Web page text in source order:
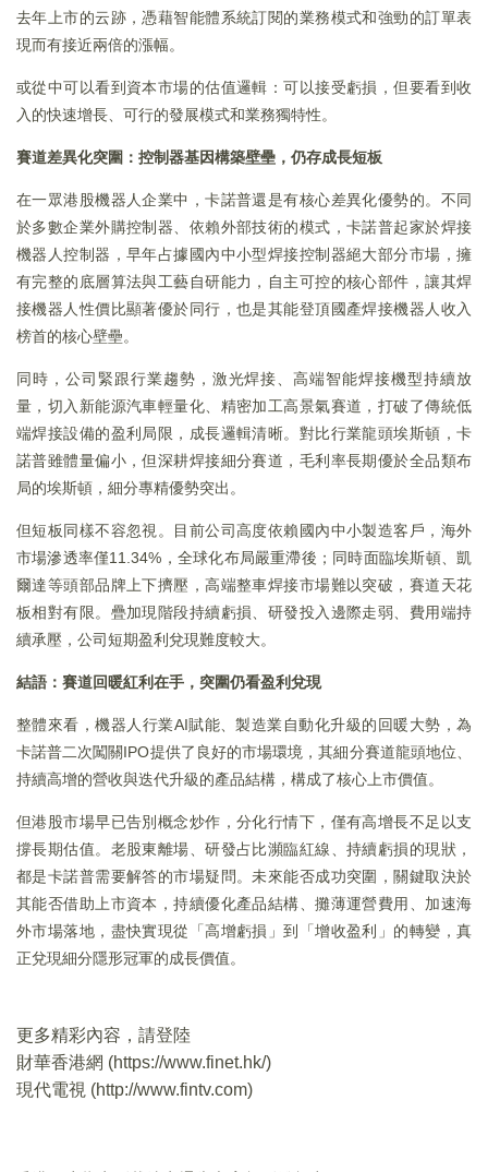
去年上市的云跡，憑藉智能體系統訂閱的業務模式和強勁的訂單表
現而有接近兩倍的漲幅。
或從中可以看到資本市場的估值邏輯：可以接受虧損，但要看到收
入的快速增長、可行的發展模式和業務獨特性。
賽道差異化突圍：控制器基因構築壁壘，仍存成長短板
在一眾港股機器人企業中，卡諾普還是有核心差異化優勢的。不同
於多數企業外購控制器、依賴外部技術的模式，卡諾普起家於焊接
機器人控制器，早年占據國內中小型焊接控制器絕大部分市場，擁
有完整的底層算法與工藝自研能力，自主可控的核心部件，讓其焊
接機器人性價比顯著優於同行，也是其能登頂國產焊接機器人收入
榜首的核心壁壘。
同時，公司緊跟行業趨勢，激光焊接、高端智能焊接機型持續放
量，切入新能源汽車輕量化、精密加工高景氣賽道，打破了傳統低
端焊接設備的盈利局限，成長邏輯清晰。對比行業龍頭埃斯頓，卡
諾普雖體量偏小，但深耕焊接細分賽道，毛利率長期優於全品類布
局的埃斯頓，細分專精優勢突出。
但短板同樣不容忽視。目前公司高度依賴國內中小製造客戶，海外
市場滲透率僅11.34%，全球化布局嚴重滯後；同時面臨埃斯頓、凱
爾達等頭部品牌上下擠壓，高端整車焊接市場難以突破，賽道天花
板相對有限。疊加現階段持續虧損、研發投入邊際走弱、費用端持
續承壓，公司短期盈利兌現難度較大。
結語：賽道回暖紅利在手，突圍仍看盈利兌現
整體來看，機器人行業AI賦能、製造業自動化升級的回暖大勢，為
卡諾普二次闖關IPO提供了良好的市場環境，其細分賽道龍頭地位、
持續高增的營收與迭代升級的產品結構，構成了核心上市價值。
但港股市場早已告別概念炒作，分化行情下，僅有高增長不足以支
撐長期估值。老股東離場、研發占比瀕臨紅線、持續虧損的現狀，
都是卡諾普需要解答的市場疑問。未來能否成功突圍，關鍵取決於
其能否借助上市資本，持續優化產品結構、攤薄運營費用、加速海
外市場落地，盡快實現從「高增虧損」到「增收盈利」的轉變，真
正兌現細分隱形冠軍的成長價值。
更多精彩內容，請登陸
財華香港網 (https://www.finet.hk/)
現代電視 (http://www.fintv.com)